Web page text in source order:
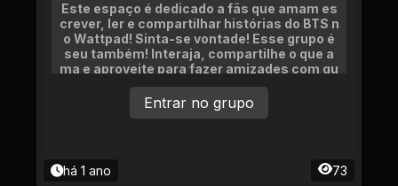
Este espaço é dedicado a fãs que amam es
crever, ler e compartilhar histórias do BTS n
o Wattpad! Sinta-se vontade! Esse grupo é
seu também! Interaja, compartilhe o que a
ma e aproveite para fazer amizades com qu
em também vibra com o BTS e a escrita.
há 1 ano 73
Entrar no grupo